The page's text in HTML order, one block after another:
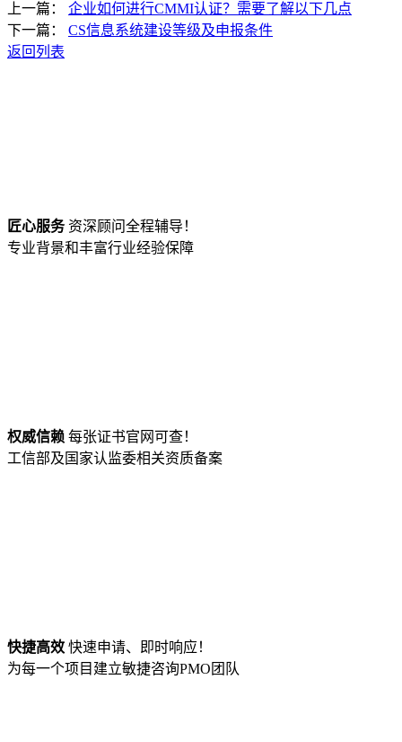
上一篇： 企业如何进行CMMI认证？需要了解以下几点
下一篇： CS信息系统建设等级及申报条件
返回列表
匠心服务资深顾问全程辅导！
专业背景和丰富行业经验保障
权威信赖 每张证书官网可查！
工信部及国家认监委相关资质备案
快捷高效 快速申请、即时响应！
为每一个项目建立敏捷咨询PMO团队